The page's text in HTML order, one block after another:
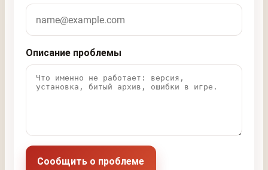
Описание проблемы
Сообщить о проблеме